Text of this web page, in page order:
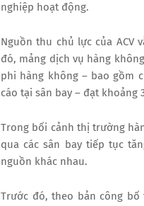
nghiệp hoạt động.
Nguồn thu chủ lực của ACV
đó, mảng dịch vụ hàng
phi hàng không – bao gồm
cáo tại sân bay – đạt khoảng
Trong bối cảnh thị trường
qua các sân bay tiếp tục
nguồn khác nhau.
Trước đó, theo bản công